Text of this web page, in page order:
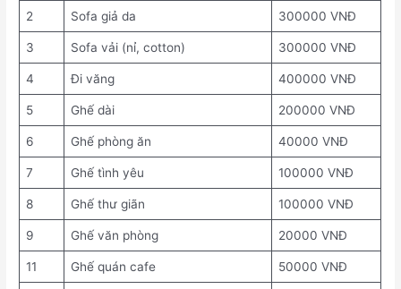
2 Sofa giả da 300000 VNĐ
3 Sofa vải (nỉ, cotton) 300000 VNĐ
4 Đi văng 400000 VNĐ
5 Ghế dài 200000 VNĐ
6 Ghế phòng ăn 40000 VNĐ
7 Ghế tình yêu 100000 VNĐ
8 Ghế thư giãn 100000 VNĐ
9 Ghế văn phòng 20000 VNĐ
11 Ghế quán cafe 50000 VNĐ